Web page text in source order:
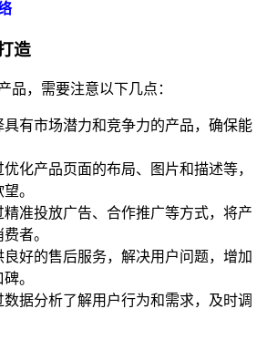
造
品，需要注意以下几点：
有市场潜力和竞争力的产品，确保能
化产品页面的布局、图片和描述等，
。
准投放广告、合作推广等方式，将产
者。
好的售后服务，解决用户问题，增加
。
据分析了解用户行为和需求，及时调